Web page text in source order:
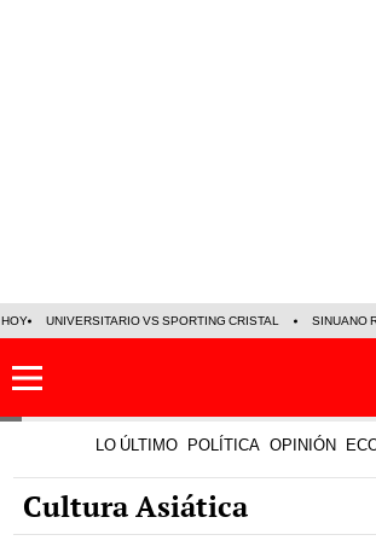
HOY UNIVERSITARIO VS SPORTING CRISTAL SINUANO
LO ÚLTIMO POLÍTICA OPINIÓN
Cultura Asiática